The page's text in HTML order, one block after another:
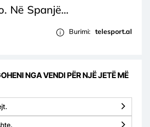
Në Spanjë...
Burimi: telesport.al
NGA VENDI PËR NJË JETË MË